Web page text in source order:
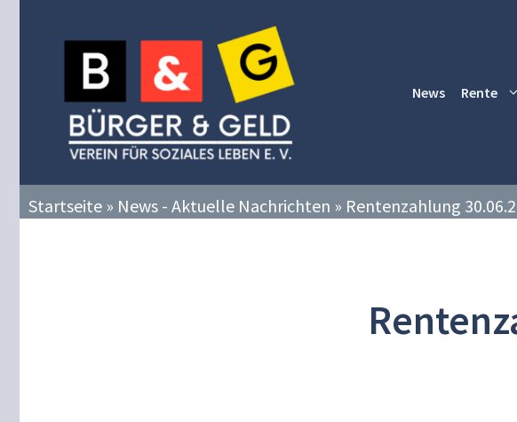
News Rente
Startseite » News - Aktuelle Nachrichten » Rentenzahlung